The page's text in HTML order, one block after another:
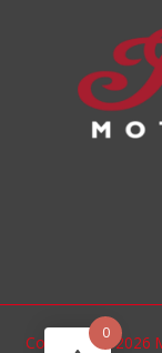
Copyright © 2026
0